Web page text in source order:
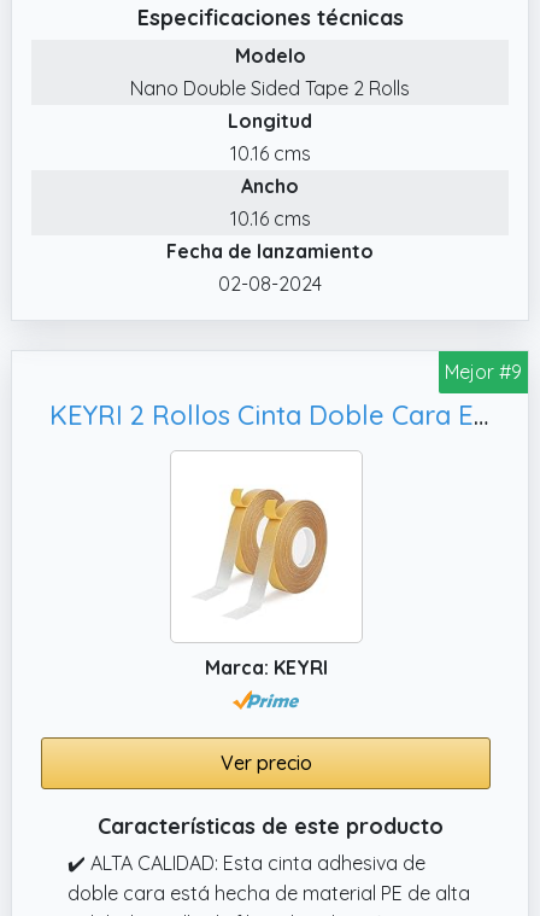
✔️ Reutilizable y Lavable: Diseñada para ser
reutilizable y lavable, la cinta adhesiva nano
mantiene sus propiedades adhesivas incluso
después de ser limpiada con agua, lo que la
convierte en una cinta impermeable versátil
para diversas aplicaciones.
✔️ Adhesión Fuerte: Esta cinta adhesiva de
doble cara nano transparente ofrece una
sujeción potente, adhiriéndose de manera
✔️ Fácil de Cortar: La cinta adhesiva de doble
cara extrafuerte se corta fácilmente a
cualquier longitud para una aplicación sin
proporcionando una solución conveniente
para diversas necesidades de adhesión.
Especificaciones técnicas
Modelo
Nano Double Sided Tape 2 Rolls
Longitud
10.16 cms
Ancho
10.16 cms
Fecha de lanzamiento
02-08-2024
Mejor #9
KEYRI 2 Rollos Cinta Doble Cara Extrafuerte, Pósters (2 Rollos)
Marca: KEYRI
Ver precio
Características de este producto
✔️ ALTA CALIDAD: Esta cinta adhesiva de
doble cara está hecha de material PE de alta